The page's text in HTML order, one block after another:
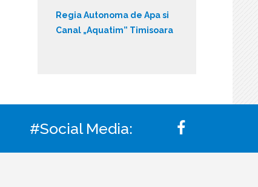
Regia Autonoma de Apa si
Canal „Aquatim” Timisoara
#Social Media: